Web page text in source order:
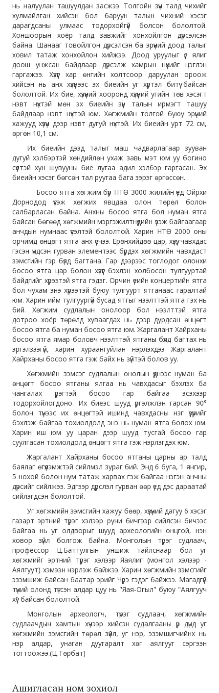
нь налуулан ташуулдан засжээ. Толгойн зүүн талд чихийг
хулмайлган хийсэн бол баруун талын чихний хэсэг
дарагдсаны улмаас тодорхойгүй болсон бололтой.
Хоншоорын хоёр талд завжийг хонхойлгон дүрсэлсэн
байна. Шанааг товойлгон дүрсэлсэн ба эрүүний доод талыг
ховил татаж хонхойлон хийжээ. Доод уруулыг үл ялиг
доош унжсан байдлаар дүрсэлж хамрын нүхийг цэглэн
гаргажээ. Хүзүүг хар өнгийн холтсоор даруулан ороож
хийсэн нь анх хүзүүнээс эх биеийн уг хүртэл битүү байсан
бололтой. Их бие, хүзүүний хооронд хүзүүний угийн төв хэсэгт
нэвт нүхтэй мөн эх биеийн зүүн талын ирмэгт ташуу
байдлаар нэвт нүхтэй юм. Хөгжмийн толгой буюу эрүүний
хажууд хүзүүн дээр нэвт дугуй нүхтэй. Их биеийн урт 72 см,
өргөн 10,1 см.
Их биеийн дээд талыг маш чадварлагаар зууван
дугуй хэлбэртэй хөндийлөн ухаж завь мэт юм уу богино
сүүлтэй хун шувууны бие лугаа адил хэлбэр гаргасан. Эх
биеийн хэсэг бөгсөн тал руугаа бага зэрэг өргөссөн.
Босоо ятга хөгжим бүр НТӨ 3000 жилийн үед Ойрхи
Дорнодод үүсэж хөгжих явцдаа олон төрөл болон
салбарласан байна. Анхны босоо ятга бол нуман ятга
байсан бөгөөд хөгжмийн мэргэжилтнүүдийн үзэж байгаагаар
анчдын нумнаас үүсэлтэй бололтой. Харин НТӨ 2000 оны
орчимд өнцөгт ятга анх үүсчээ. Ерөнхийдөө цар, хүзүү, чавхдас
гэсэн үндсэн гурван элементээс бүрдэх хөгжмийн чавхдаст
зэмсгийн гэр бүлд багтана. Гар дээрээс тоглодог олонхи
босоо ятга цар болон хүзүүг бэхлэн холбосон тулгууртай
байдгийг хүрээтэй ятга гэдэг. Орчин үеийн концертийн ятга
бол чухам энэ хүрээтэй буюу тулгуурт ятганаас гаралтай
юм. Харин ийм тулгуургүй бусад ятгыг нээлттэй ятга гэх нь
бий. Хөгжим судлалын онолоор бол нээлттэй ятга
дотроо хоёр төрөлд хуваагдах нь дээр дурдсан өнцөгт
босоо ятга ба нуман босоо ятга юм. Жаргалант Хайрханы
босоо ятга ямар боловч нээлттэй ятганы бүлд багтах нь
эргэлзээгүй, харин хураангуйлан нэрлэхдээ Жаргалант
Хайрханы босоо ятга гэж байх нь зүйтэй болов уу.
Хөгжмийн зэмсэг судлалын онолын үүднээс нуман ба
өнцөгт босоо ятганы ялгаа нь чавхдасыг бэхлэх ба
чангалах үүрэгтэй босоо гар байгаа эсэхээр
тодорхойлогдоно. Их биеэс шууд үргэлжлэн гарсан 90°
болон түүнээс их өнцөгтэй ишинд чавхдасны нэг үзүүрийг
бэхлэж байгаа тохиолдолд энэ нь нуман ятга болох юм.
Харин иш юм уу царан дээр шууд тусгай босоо гар
суулгасан тохиолдолд өнцөгт ятга гэж нэрлэгдэх юм.
Жаргалант Хайрханы босоо ятганы царны ар талд
баялаг өгүүлэмжтэй сийлмэл зураг бий. Энд 6 буга, 1 янгир,
5 нохой болон нум татаж харвах гэж байгаа нэгэн анчны
дүрсийг сийлжээ. Эдгээр дүрслэл гурван өөр үед дэс дараатай
сийлэгдсэн бололтой.
Уг хөгжмийн зэмсгийн хажуу бөөр, хүзүүний дагуу 6 хэсэг
газарт эртний түрэг хэлээр руни бичгээр сийлсэн бичээс
байгаа нь уг олдворыг шууд археологийн онцгой, нэн
ховор зүйл болгож байна. Монголын түрэг судлаач,
профессор Ц.Баттулгын уншиж тайлснаар бол уг
хөгжмийг эртний түрэг хэлээр Яаялиг (монгол хэлээр -
Аялгуут) хэмээн нэрлэж байжээ. Харин хөгжмийн зэмсгийг
эзэмшиж байсан баатар эрийг Чүрэ гэдэг байжээ. Магадгүй
түүний олонд түгсэн алдар цуу нь "Яая-Огыл" буюу "Аялгууч
хүү" байсан бололтой.
Монголын археологч, түрэг судлаач, хөгжмийн
судлаачдын хамтын хүчээр хийсэн судалгааны үр дүнд уг
хөгжмийн зэмсгийн төрөл зүйл, уг нэр, эзэмшигчийнх нь
нэр алдар, унаган дуугаралт хөг аялгууг сэргээн
тогтоожээ.(Ц.Төрбат)
Ашигласан ном зохиол